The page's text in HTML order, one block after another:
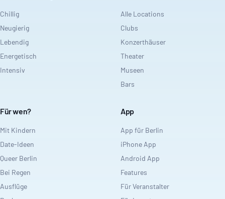
Chillig
Neugierig
Lebendig
Energetisch
Intensiv
Alle Locations
Clubs
Konzerthäuser
Theater
Museen
Bars
Für wen?
Mit Kindern
Date-Ideen
Queer Berlin
Bei Regen
Ausflüge
App
App für Berlin
iPhone App
Android App
Features
Für Veranstalter